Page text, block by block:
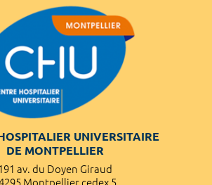
UNIVERSITAIRE
DE MONTPELLIER
av. du Doyen Giraud
Montpellier cedex 5